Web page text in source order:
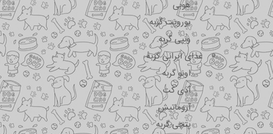
هوبی
یوروپت گربه
ونپی گربه
غذای ایرانی گربه
اونو گربه
آدی کت
آروماتیش
پتچی گربه